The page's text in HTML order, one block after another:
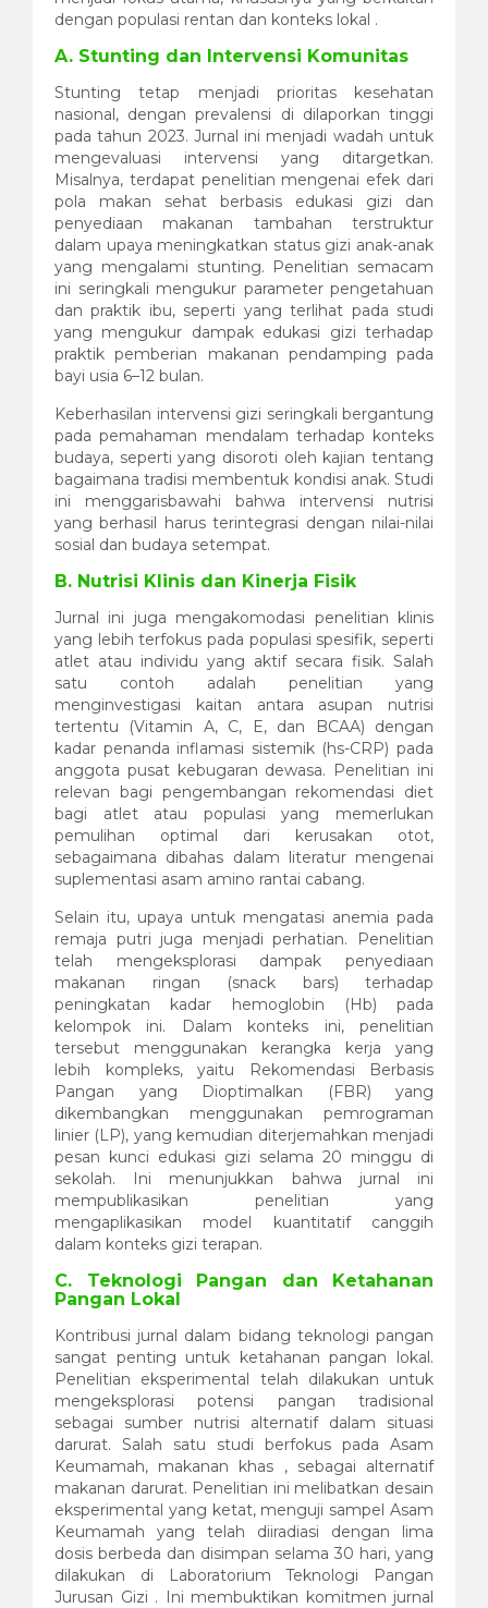
dengan populasi rentan dan konteks lokal .
A. Stunting dan Intervensi Komunitas
Stunting tetap menjadi prioritas kesehatan
nasional, dengan prevalensi di dilaporkan tinggi
pada tahun 2023. Jurnal ini menjadi wadah untuk
mengevaluasi intervensi yang ditargetkan.
Misalnya, terdapat penelitian mengenai efek dari
pola makan sehat berbasis edukasi gizi dan
penyediaan makanan tambahan terstruktur
dalam upaya meningkatkan status gizi anak-anak
yang mengalami stunting. Penelitian semacam
ini seringkali mengukur parameter pengetahuan
dan praktik ibu, seperti yang terlihat pada studi
yang mengukur dampak edukasi gizi terhadap
praktik pemberian makanan pendamping pada
bayi usia 6–12 bulan.
Keberhasilan intervensi gizi seringkali bergantung
pada pemahaman mendalam terhadap konteks
budaya, seperti yang disoroti oleh kajian tentang
bagaimana tradisi membentuk kondisi anak. Studi
ini menggarisbawahi bahwa intervensi nutrisi
yang berhasil harus terintegrasi dengan nilai-nilai
sosial dan budaya setempat.
B. Nutrisi Klinis dan Kinerja Fisik
Jurnal ini juga mengakomodasi penelitian klinis
yang lebih terfokus pada populasi spesifik, seperti
atlet atau individu yang aktif secara fisik. Salah
satu contoh adalah penelitian yang
menginvestigasi kaitan antara asupan nutrisi
tertentu (Vitamin A, C, E, dan BCAA) dengan
kadar penanda inflamasi sistemik (hs-CRP) pada
anggota pusat kebugaran dewasa. Penelitian ini
relevan bagi pengembangan rekomendasi diet
bagi atlet atau populasi yang memerlukan
pemulihan optimal dari kerusakan otot,
sebagaimana dibahas dalam literatur mengenai
suplementasi asam amino rantai cabang.
Selain itu, upaya untuk mengatasi anemia pada
remaja putri juga menjadi perhatian. Penelitian
telah mengeksplorasi dampak penyediaan
makanan ringan (snack bars) terhadap
peningkatan kadar hemoglobin (Hb) pada
kelompok ini. Dalam konteks ini, penelitian
tersebut menggunakan kerangka kerja yang
lebih kompleks, yaitu Rekomendasi Berbasis
Pangan yang Dioptimalkan (FBR) yang
dikembangkan menggunakan pemrograman
linier (LP), yang kemudian diterjemahkan menjadi
pesan kunci edukasi gizi selama 20 minggu di
sekolah. Ini menunjukkan bahwa jurnal ini
mempublikasikan penelitian yang
mengaplikasikan model kuantitatif canggih
dalam konteks gizi terapan.
C. Teknologi Pangan dan Ketahanan
Pangan Lokal
Kontribusi jurnal dalam bidang teknologi pangan
sangat penting untuk ketahanan pangan lokal.
Penelitian eksperimental telah dilakukan untuk
mengeksplorasi potensi pangan tradisional
sebagai sumber nutrisi alternatif dalam situasi
darurat. Salah satu studi berfokus pada Asam
Keumamah, makanan khas , sebagai alternatif
makanan darurat. Penelitian ini melibatkan desain
eksperimental yang ketat, menguji sampel Asam
Keumamah yang telah diiradiasi dengan lima
dosis berbeda dan disimpan selama 30 hari, yang
dilakukan di Laboratorium Teknologi Pangan
Jurusan Gizi . Ini membuktikan komitmen jurnal